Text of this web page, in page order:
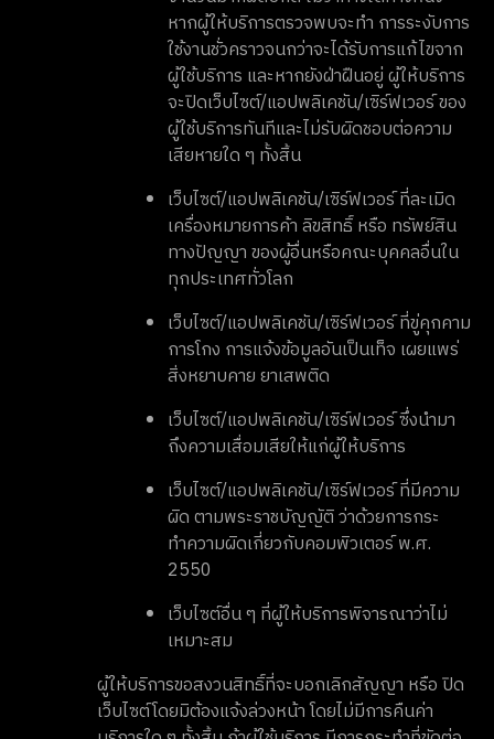
หากผู้ให้บริการตรวจพบจะทำ การระงับการ
ใช้งานชั่วคราวจนกว่าจะได้รับการแก้ไขจาก
ผู้ใช้บริการ และหากยังฝ่าฝืนอยู่ ผู้ให้บริการ
จะปิดเว็บไซต์/แอปพลิเคชัน/เซิร์ฟเวอร์ ของ
ผู้ใช้บริการทันทีและไม่รับผิดชอบต่อความ
เสียหายใด ๆ ทั้งสิ้น
เว็บไซต์/แอปพลิเคชัน/เซิร์ฟเวอร์ ที่ละเมิด
เครื่องหมายการค้า ลิขสิทธิ์ หรือ ทรัพย์สิน
ทางปัญญา ของผู้อื่นหรือคณะบุคคลอื่นใน
ทุกประเทศทั่วโลก
เว็บไซต์/แอปพลิเคชัน/เซิร์ฟเวอร์ ที่ขู่คุกคาม
การโกง การแจ้งข้อมูลอันเป็นเท็จ เผยแพร่
สิ่งหยาบคาย ยาเสพติด
เว็บไซต์/แอปพลิเคชัน/เซิร์ฟเวอร์ ซึ่งนำมา
ถึงความเสื่อมเสียให้แก่ผู้ให้บริการ
เว็บไซต์/แอปพลิเคชัน/เซิร์ฟเวอร์ ที่มีความ
ผิด ตามพระราชบัญญัติ ว่าด้วยการกระ
ทำความผิดเกี่ยวกับคอมพิวเตอร์ พ.ศ.
2550
เว็บไซต์อื่น ๆ ที่ผู้ให้บริการพิจารณาว่าไม่
เหมาะสม
ผู้ให้บริการขอสงวนสิทธิ์ที่จะบอกเลิกสัญญา หรือ ปิด
เว็บไซต์โดยมิต้องแจ้งล่วงหน้า โดยไม่มีการคืนค่า